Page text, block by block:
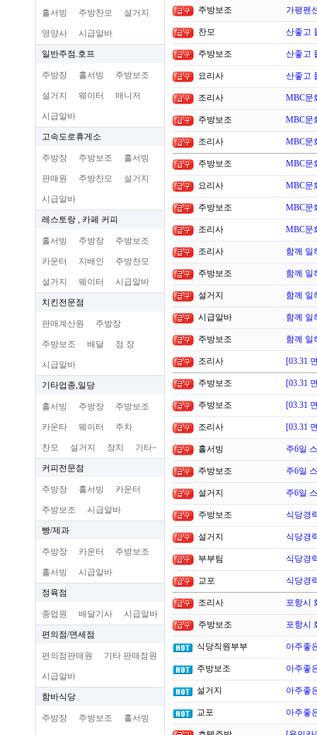
홀서빙 주방찬모 설거지
영양사 시급알바
일반주점.호프
주방장 홀서빙 주방보조
설거지 웨이터 매니저
시급알바
고속도로휴게소
주방장 주방보조 홀서빙
판매원 주방찬모 설거지
시급알바
레스토랑 , 카페 커피
홀서빙 주방장 주방보조
카운터 지배인 주방찬모
설거지 웨이터 시급알바
치킨전문점
판매계산원 주방장
주방보조 배달 점 장
시급알바
기타업종,일당
홀서빙 주방장 주방보조
카운타 웨이터 주차
찬모 설거지 장치 기타~
커피전문점
주방장 홀서빙 카운터
주방보조 시급알바
빵/제과
주방장 카운터 주방보조
홀서빙 시급알바
정육점
종업원 배달기사 시급알바
편의점/면세점
편의점판매원 기타 판매점원
시급알바
함바식당
주방장 주방보조 홀서빙
주방보조 가평펜
찬모 산좋고
주방보조 산좋고
요리사 산좋고
조리사 MBC문
주방보조 MBC문
조리사 MBC문
주방보조 MBC문
요리사 MBC문
주방보조 MBC문
조리사 MBC문
조리사 함께 일
주방보조 함께 일
설거지 함께 일
시급알바 함께 일
주방보조 함께 일
조리사 [03.31
주방보조 [03.31
주방보조 [03.31
조리사 [03.31
홀서빙 주6일
주방보조 주6일
설거지 주6일
주방보조 식당경
설거지 식당경
부부팀 식당경
교포 식당경
조리사 포항시
주방보조 포항시
식당직원부부 아주좋
주방보조 아주좋
설거지 아주좋
교포 아주좋